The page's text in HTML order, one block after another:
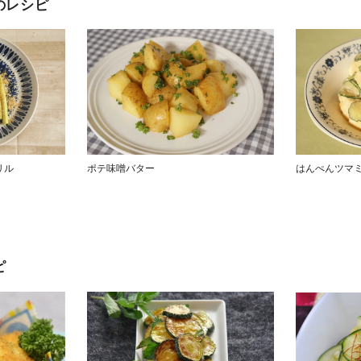
レシピ
ル ポテ味噌バター はんぺんツマ